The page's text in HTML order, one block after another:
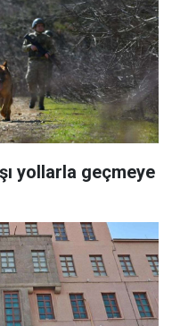
yollarla geçmeye